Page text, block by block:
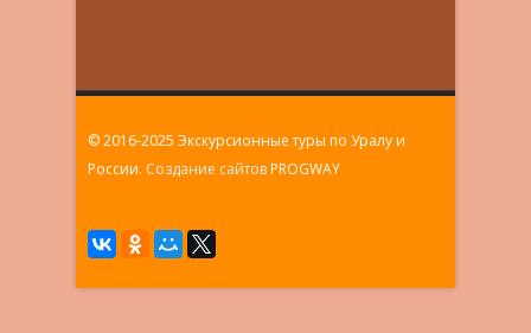
© 2016-2025 Экскурсионные туры по Уралу и
России. Создание сайтовPROGWAY